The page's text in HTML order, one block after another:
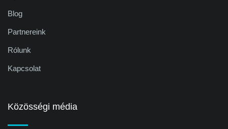
Blog
Partnereink
Rólunk
Kapcsolat
Közösségi média